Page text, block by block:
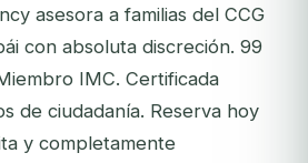
asesora a familias del CCG
con absoluta discreción. 99
IMC. Certificada
de ciudadanía. Reserva hoy
y completamente